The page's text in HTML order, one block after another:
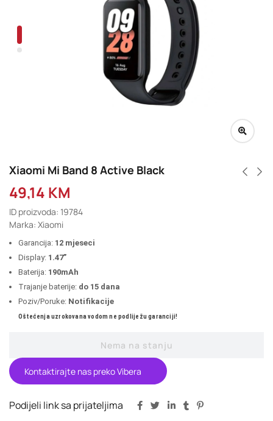
Xiaomi Mi Band 8 Active Black
49,14 KM
ID proizvoda: 19784
Marka: Xiaomi
Garancija: 12 mjeseci
Display: 1.47”
Baterija: 190mAh
Trajanje baterije: do 15 dana
Poziv/Poruke: Notifikacije
Oštećenja uzrokovana vodom ne podliježu garanciji!
Nema na stanju
Kontaktirajte nas preko Vibera
Podijeli link sa prijateljima